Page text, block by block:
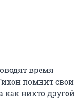
время
помнит свои
как никто другой